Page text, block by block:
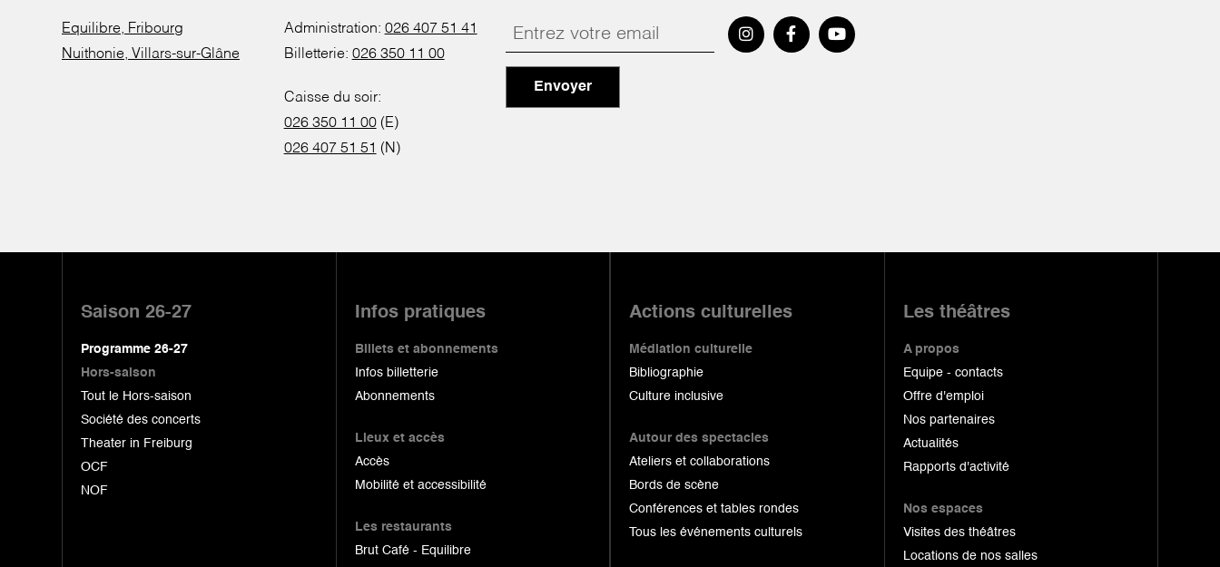
Equilibre, Fribourg
Nuithonie, Villars-sur-Glâne
Administration: 026 407 51 41
Billetterie: 026 350 11 00
Caisse du soir:
026 350 11 00(E)
026 407 51 51 (N)
Envoyer
Saison 26-27
Programme 26-27
Hors-saison
Tout le Hors-saison
Société des concerts
Theater in Freiburg
OCF
NOF
Infos pratiques
Billets et abonnements
Infos billetterie
Abonnements
Lieux et accès
Accès
Mobilité et accessibilité
Les restaurants
Brut Café - Equilibre
Actions culturelles
Médiation culturelle
Bibliographie
Culture inclusive
Autour des spectacles
Ateliers et collaborations
Bords de scène
Conférences et tables rondes
Tous les événements culturels
Les théâtres
A propos
Equipe - contacts
Offre d'emploi
Nos partenaires
Actualités
Rapports d'activité
Nos espaces
Visites des théâtres
Locations de nos salles